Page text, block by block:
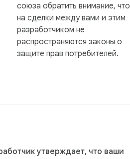
союза обратить внимание, что
на сделки между вами и этим
разработчиком не
распространяются законы о
защите прав потребителей.
утверждает, что ваши